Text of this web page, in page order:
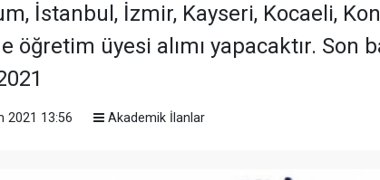
İstanbul, İzmir, Kayseri, Kocaeli,
öğretim üyesi alımı yapacaktır. Son
2021 13:56 Akademik İlanlar